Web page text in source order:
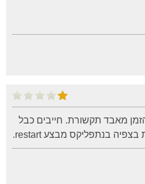
אנדרויד ל-9 כל הזמן מאבד תקשורת. חייבים כבל